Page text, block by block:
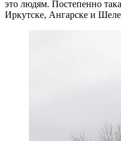
это людям. Постепенно
Иркутске, Ангарске и